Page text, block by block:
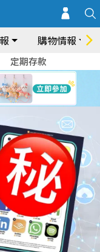
購物情報
定期存款